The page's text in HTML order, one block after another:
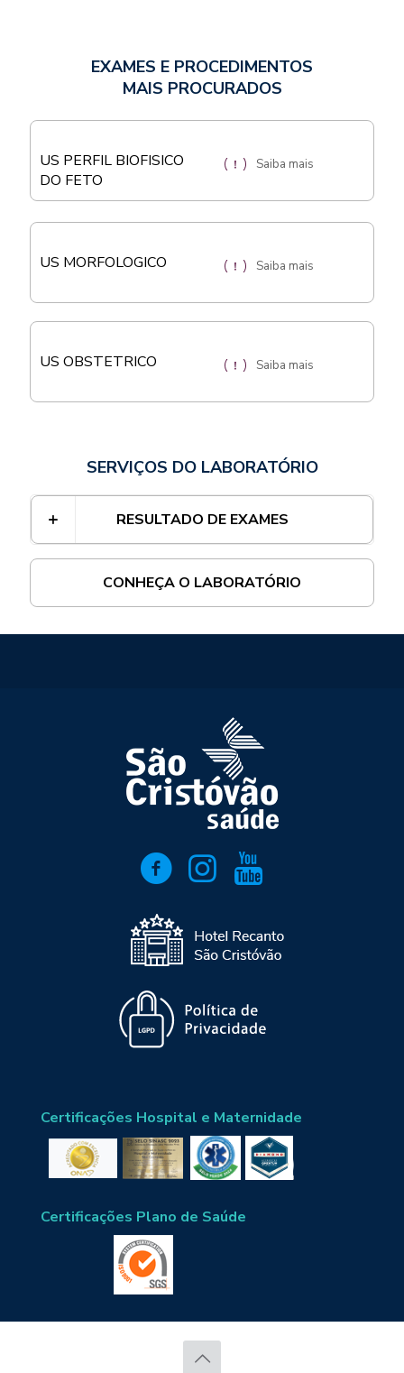
EXAMES E PROCEDIMENTOS
MAIS PROCURADOS
US PERFIL BIOFISICO
DO FETO
Saiba mais
US MORFOLOGICO Saiba mais
US OBSTETRICO Saiba mais
SERVIÇOS DO LABORATÓRIO
RESULTADO DE EXAMES
CONHEÇA O LABORATÓRIO
Certificações Hospital e Maternidade
Certificações Plano de Saúde